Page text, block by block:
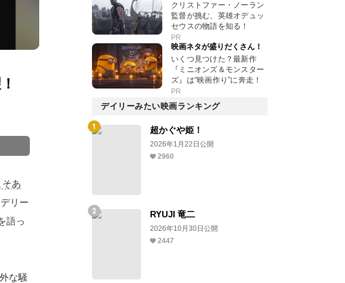
そあ
リー
語っ
な騒
クリストファー・ノーラン
監督が挑む、英雄オデュッ
セウスの物語を知る！
PR
映画ネタが盛りだくさん！
いくつ見つけた？最新作
『ミニオンズ＆モンスター
ズ』は“映画作り”に奔走！
PR
デイリーみたい映画ランキング
超かぐや姫！
2026年1月22日公開
2960
RYUJI 竜二
2026年10月30日公開
2447